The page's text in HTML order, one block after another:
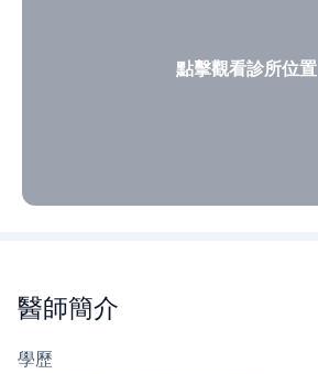
點擊觀看診所位置
醫師簡介
學歷